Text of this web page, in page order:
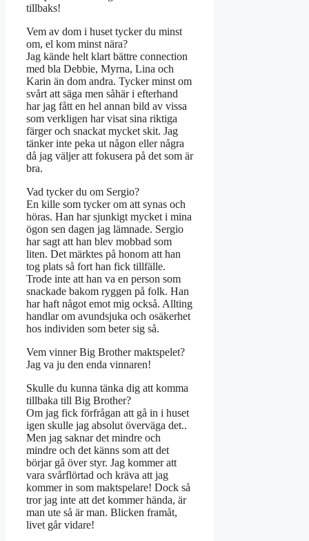
tillbaks!
Vem av dom i huset tycker du minst
om, el kom minst nära?
Jag kände helt klart bättre connection
med bla Debbie, Myrna, Lina och
Karin än dom andra. Tycker minst om
svårt att säga men såhär i efterhand
har jag fått en hel annan bild av vissa
som verkligen har visat sina riktiga
färger och snackat mycket skit. Jag
tänker inte peka ut någon eller några
då jag väljer att fokusera på det som är
bra.
Vad tycker du om Sergio?
En kille som tycker om att synas och
höras. Han har sjunkigt mycket i mina
ögon sen dagen jag lämnade. Sergio
har sagt att han blev mobbad som
liten. Det märktes på honom att han
tog plats så fort han fick tillfälle.
Trode inte att han va en person som
snackade bakom ryggen på folk. Han
har haft något emot mig också. Allting
handlar om avundsjuka och osäkerhet
hos individen som beter sig så.
Vem vinner Big Brother maktspelet?
Jag va ju den enda vinnaren!
Skulle du kunna tänka dig att komma
tillbaka till Big Brother?
Om jag fick förfrågan att gå in i huset
igen skulle jag absolut överväga det..
Men jag saknar det mindre och
mindre och det känns som att det
börjar gå över styr. Jag kommer att
vara svårflörtad och kräva att jag
kommer in som maktspelare! Dock så
tror jag inte att det kommer hända, är
man ute så är man. Blicken framåt,
livet går vidare!